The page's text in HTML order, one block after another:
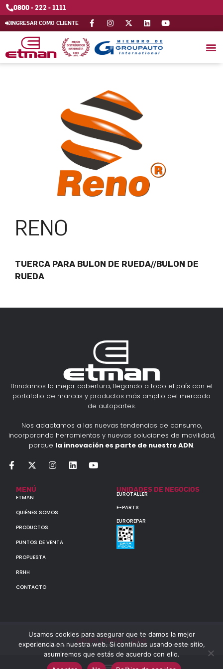
0800 - 222 - 1111
INGRESAR COMO CLIENTE
RENO
TUERCA PARA BULON DE RUEDA//BULON DE
RUEDA
Brindamos la mejor cobertura, llegando a todo el país con el
portafolio de marcas y productos más amplio del mercado
de autopartes.
Nos adaptamos a las nuevas tendencias de consumo,
incorporando herramientas y nuevas soluciones de movilidad,
porque la innovación es parte de nuestro ADN.
MENÚ
ETMAN
QUIÉNES SOMOS
PRODUCTOS
PUNTOS DE VENTA
PROPUESTA
RRHH
CONTACTO
UNIDADES DE NEGOCIOS
EUROTALLER
E-PARTS
EUROREPAR
GRUPO ETMAN : : 2026
Todos los derechos reservados a MULTIORIGINAL PARTS S.A. (CUIT: 30-60142852-7)
Usamos cookies para asegurar que te damos la mejor
experiencia en nuestra web. Si continúas usando este sitio,
asumiremos que estás de acuerdo con ello.